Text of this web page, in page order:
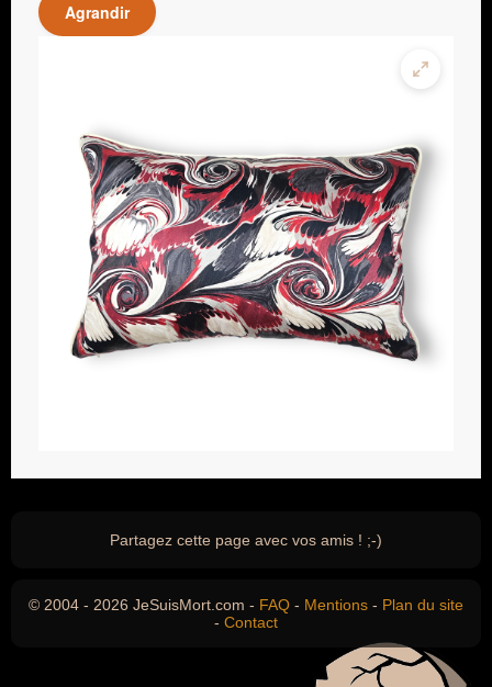
Agrandir
Partagez cette page avec vos amis ! ;-)
© 2004 - 2026 JeSuisMort.com - FAQ - Mentions - Plan du site
- Contact